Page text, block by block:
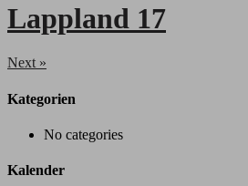
Lappland 17
Next »
Kategorien
No categories
Kalender